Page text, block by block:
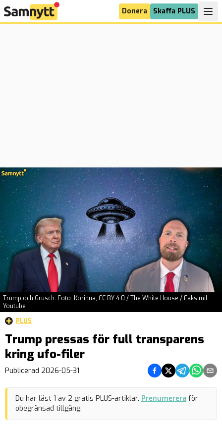
Donera Skaffa PLUS
Trump och Grusch. Foto: Korinna, CC BY 4.0 / The White House / Faksimil
Youtube
PLUS
Trump pressas för full transparens
kring ufo-filer
Publicerad 2026-05-31 Dela på Facebook
Dela på Twitter
Dela påDela på
Dela
Du har läst 1 av 2 gratis PLUS-artiklar. Prenumerera för
obegränsad tillgång.